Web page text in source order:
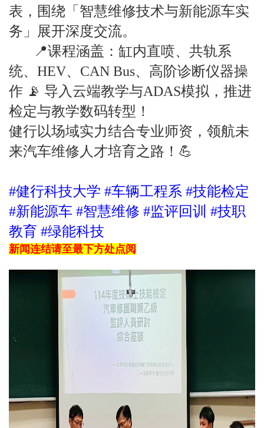
表，围绕「智慧维修技术与新能源车实
务」展开深度交流。
📍课程涵盖：缸内直喷、共轨系
统、HEV、CAN Bus、高阶诊断仪器操
作 📡 导入云端教学与ADAS模拟，推进
检定与教学数码转型！
健行以场域实力结合专业师资，领航未
来汽车维修人才培育之路！💪
#健行科技大学 #车辆工程系 #技能检定
#新能源车 #智慧维修 #监评回训 #技职
教育 #绿能科技
新闻连结请至最下方处点阅